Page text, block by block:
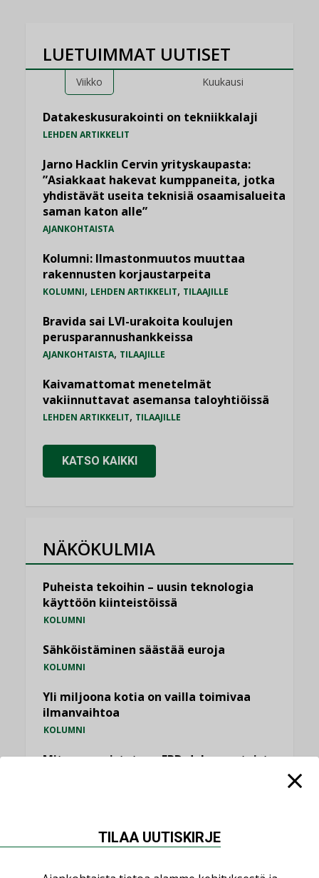
LUETUIMMAT UUTISET
Viikko Kuukausi
Datakeskusurakointi on tekniikkalaji
LEHDEN ARTIKKELIT
Jarno Hacklin Cervin yrityskaupasta:
”Asiakkaat hakevat kumppaneita, jotka
yhdistävät useita teknisiä osaamisalueita
saman katon alle”
AJANKOHTAISTA
Kolumni: Ilmastonmuutos muuttaa
rakennusten korjaustarpeita
KOLUMNI, LEHDEN ARTIKKELIT, TILAAJILLE
Bravida sai LVI-urakoita koulujen
perusparannushankkeissa
AJANKOHTAISTA, TILAAJILLE
Kaivamattomat menetelmät
vakiinnuttavat asemansa taloyhtiöissä
LEHDEN ARTIKKELIT, TILAAJILLE
KATSO KAIKKI
NÄKÖKULMIA
Puheista tekoihin – uusin teknologia
käyttöön kiinteistöissä
KOLUMNI
Sähköistäminen säästää euroja
KOLUMNI
Yli miljoona kotia on vailla toimivaa
ilmanvaihtoa
KOLUMNI
Miten varmistetaan EPD-dokumenteista
jämähtänyt ajassa paikalleen
TILAA UUTISKIRJE